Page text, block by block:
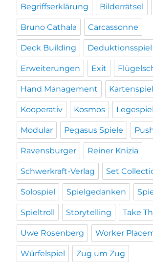
Begriffserklärung Bilderrätsel
Bruno Cathala Carcassonne
Deck Building Deduktionsspiel
Erweiterungen Exit
Hand Management Kartenspiel
Kooperativ Kosmos Legespiel
Modular Pegasus Spiele
Ravensburger Reiner Knizia
Schwerkraft-Verlag Set
Solospiel Spielgedanken
Spieltroll Storytelling Take
Uwe Rosenberg Worker
Würfelspiel Zug um Zug